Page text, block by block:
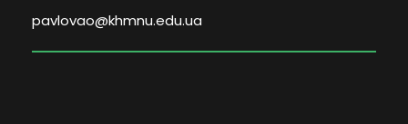
pavlovao@khmnu.edu.ua